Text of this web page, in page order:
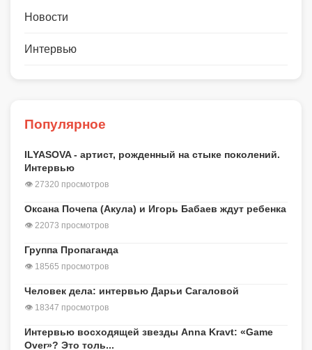
Новости
Интервью
Популярное
ILYASOVA - артист, рожденный на стыке поколений.
Интервью
👁 27320 просмотров
Оксана Почепа (Акула) и Игорь Бабаев ждут ребенка
👁 22073 просмотров
Группа Пропаганда
👁 18565 просмотров
Человек дела: интервью Дарьи Сагаловой
👁 18347 просмотров
Интервью восходящей звезды Anna Kravt: «Game
Over»? Это толь...